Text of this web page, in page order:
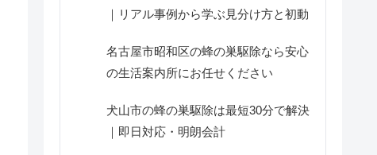
｜リアル事例から学ぶ見分け方と初動
名古屋市昭和区の蜂の巣駆除なら安心
の生活案内所にお任せください
犬山市の蜂の巣駆除は最短30分で解決
｜即日対応・明朗会計